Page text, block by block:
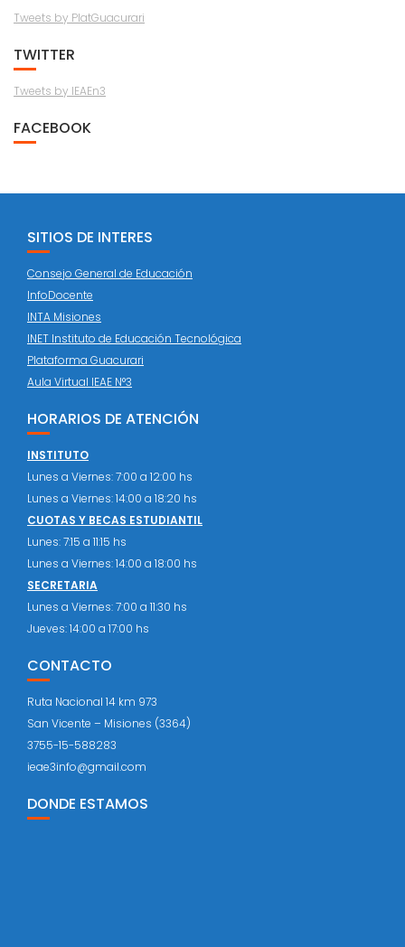
Tweets by PlatGuacurari
TWITTER
Tweets by IEAEn3
FACEBOOK
SITIOS DE INTERES
Consejo General de Educación
InfoDocente
INTA Misiones
INET Instituto de Educación Tecnológica
Plataforma Guacurari
Aula Virtual IEAE N°3
HORARIOS DE ATENCIÓN
INSTITUTO
Lunes a Viernes: 7:00 a 12:00 hs
Lunes a Viernes: 14:00 a 18:20 hs
CUOTAS Y BECAS ESTUDIANTIL
Lunes: 7:15 a 11:15 hs
Lunes a Viernes: 14:00 a 18:00 hs
SECRETARIA
Lunes a Viernes: 7:00 a 11:30 hs
Jueves: 14:00 a 17:00 hs
CONTACTO
Ruta Nacional 14 km 973
San Vicente – Misiones (3364)
3755-15-588283
ieae3info@gmail.com
DONDE ESTAMOS